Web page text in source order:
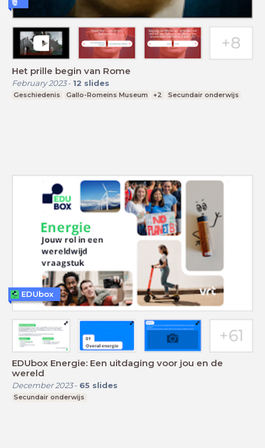
Het prille begin van Rome
February 2023- 12 slides
Geschiedenis Gallo-Romeins Museum +2 Secundair onderwijs
EDUbox Energie: Een uitdaging voor jou en de
wereld
December 2023- 65 slides
Secundair onderwijs
EDUbox